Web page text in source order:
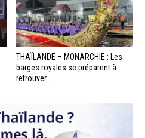
THAÏLANDE – MONARCHIE : Les
barges royales se préparent à
retrouver...